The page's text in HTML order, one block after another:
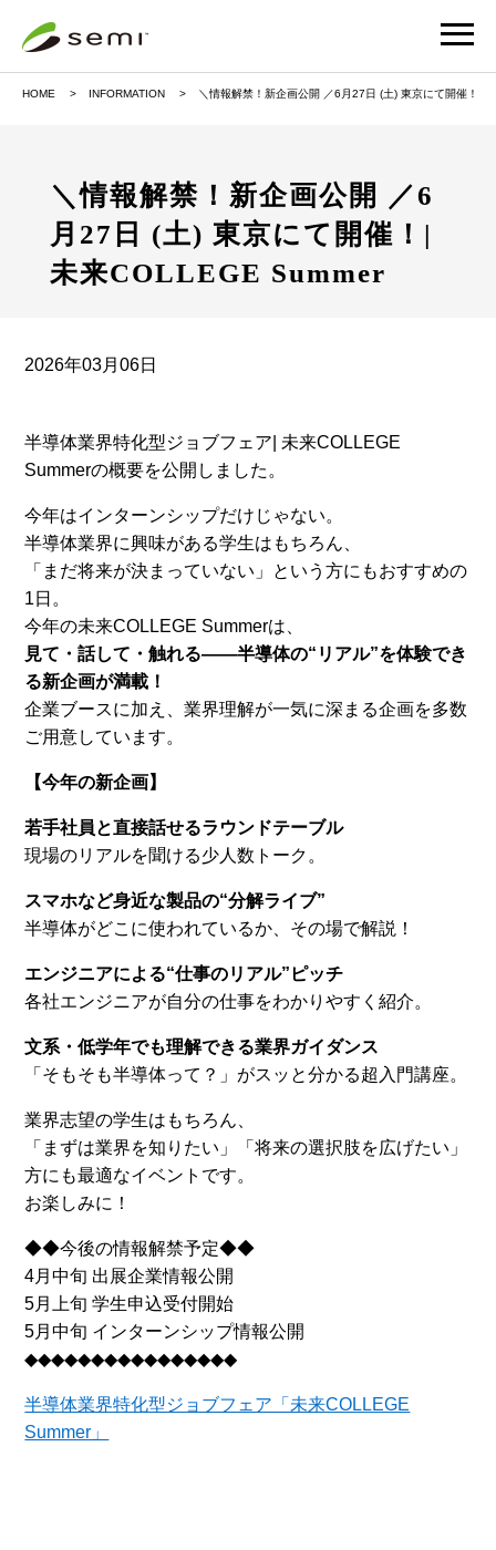
HOME INFORMATION ＼情報解禁！新企画公開 ／6月27日 (土) 東京にて開催！|
＼情報解禁！新企画公開 ／6
月27日 (土) 東京にて開催！|
未来COLLEGE Summer
2026年03月06日
半導体業界特化型ジョブフェア| 未来COLLEGE
Summerの概要を公開しました。
今年はインターンシップだけじゃない。
半導体業界に興味がある学生はもちろん、
「まだ将来が決まっていない」という方にもおすすめの
1日。
今年の未来COLLEGE Summerは、
見て・話して・触れる——半導体の“リアル”を体験でき
る新企画が満載！
企業ブースに加え、業界理解が一気に深まる企画を多数
ご用意しています。
【今年の新企画】
若手社員と直接話せるラウンドテーブル
現場のリアルを聞ける少人数トーク。
スマホなど身近な製品の“分解ライブ”
半導体がどこに使われているか、その場で解説！
エンジニアによる“仕事のリアル”ピッチ
各社エンジニアが自分の仕事をわかりやすく紹介。
文系・低学年でも理解できる業界ガイダンス
「そもそも半導体って？」がスッと分かる超入門講座。
業界志望の学生はもちろん、
「まずは業界を知りたい」「将来の選択肢を広げたい」
方にも最適なイベントです。
お楽しみに！
◆◆今後の情報解禁予定◆◆
4月中旬 出展企業情報公開
5月上旬 学生申込受付開始
5月中旬 インターンシップ情報公開
◆◆◆◆◆◆◆◆◆◆◆◆◆◆◆◆
半導体業界特化型ジョブフェア「未来COLLEGE
Summer」